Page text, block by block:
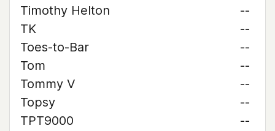
Timothy Helton
--
TK
--
Toes-to-Bar
--
Tom
--
Tommy V
--
Topsy
--
TPT9000
--